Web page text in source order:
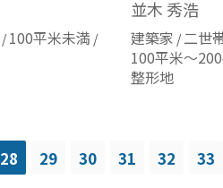
100平米未満
並木 秀浩
建築家 二世
100平米～
整形地
28 29 30 31 32 33